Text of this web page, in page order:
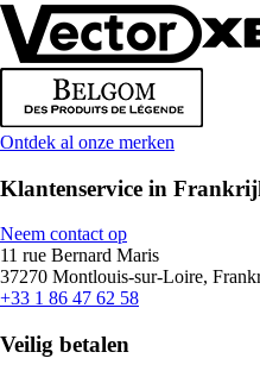
Ontdek al onze merken
Klantenservice in
Neem contact op
11 rue Bernard Maris
37270 Montlouis-sur-Loire,
+33 1 86 47 62 58
Veilig betalen